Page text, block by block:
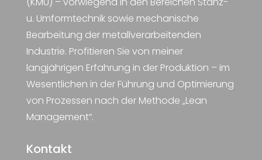
u. Umformtechnik sowie mechanische
Bearbeitung der metallverarbeitenden
Industrie. Profitieren Sie von meiner
langjährigen Erfahrung in der Produktion – im
Wesentlichen in der Führung und Optimierung
von Prozessen nach der Methode „Lean
Management“.
Kontakt